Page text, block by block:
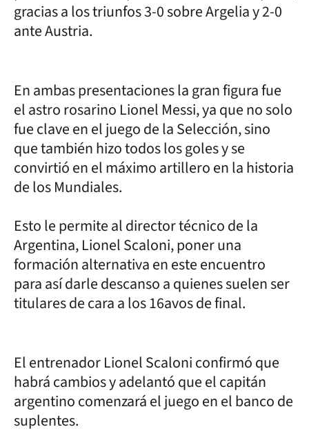
gracias a los triunfos 3-0 sobre Argelia y 2-0
ante Austria.
En ambas presentaciones la gran figura fue
el astro rosarino Lionel Messi, ya que no solo
fue clave en el juego de la Selección, sino
que también hizo todos los goles y se
convirtió en el máximo artillero en la historia
de los Mundiales.
Esto le permite al director técnico de la
Argentina, Lionel Scaloni, poner una
formación alternativa en este encuentro
para así darle descanso a quienes suelen ser
titulares de cara a los 16avos de final.
El entrenador Lionel Scaloni confirmó que
habrá cambios y adelantó que el capitán
argentino comenzará el juego en el banco de
suplentes.